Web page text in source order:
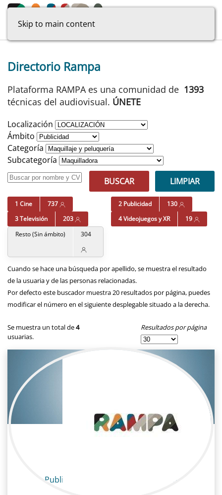
Skip to main content
Directorio Rampa
Plataforma RAMPA es una comunidad de 1393
técnicas del audiovisual. ÚNETE
Localización
Ámbito
Categoría
Subcategoría
BUSCAR
LIMPIAR
1 Cine 737 2 Publicidad
130
3 Televisión
203 4 Videojuegos y XR
19
Resto (Sin ámbito)
304
Cuando se hace una búsqueda por apellido, se muestra el resultado
de la usuaria y de las personas relacionadas.
Por defecto este buscador muestra 20 resultados por página, puedes
modificar el número en el siguiente desplegable situado a la derecha.
Se muestra un total de4
usuarias.
Resultados por página
Publicidad / Maquillaje y peluquería